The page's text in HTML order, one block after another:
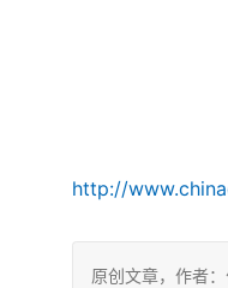
http://
原创文章，作者